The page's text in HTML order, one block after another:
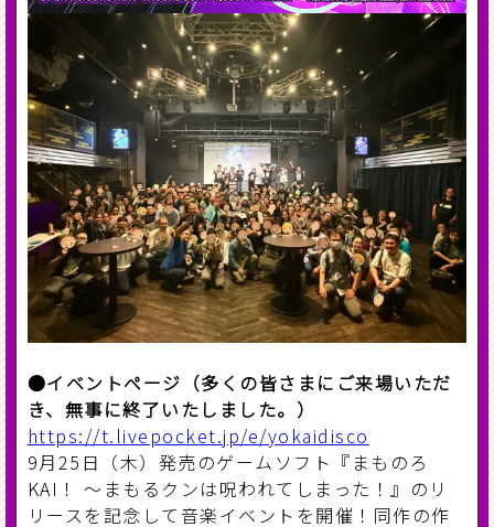
●イベントページ（多くの皆さまにご来場いただ
き、無事に終了いたしました。）
https://t.livepocket.jp/e/yokaidisco
9月25日（木）発売のゲームソフト『まものろ
KAI！ ～まもるクンは呪われてしまった！』のリ
リースを記念して音楽イベントを開催！同作の作